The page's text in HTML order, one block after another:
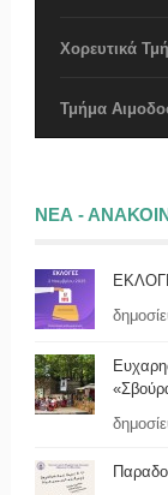
Χορευτικά
Τμήμα
ΝΕΑ -